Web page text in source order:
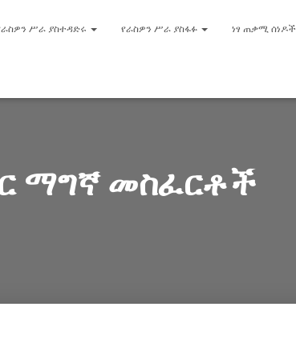
ሥራ ያስተዳድሩ የራስዎን ሥራ ያስፋፉ ነፃ ጠቃሚ ሰነዶች
ማግኛ መስፈርቶች